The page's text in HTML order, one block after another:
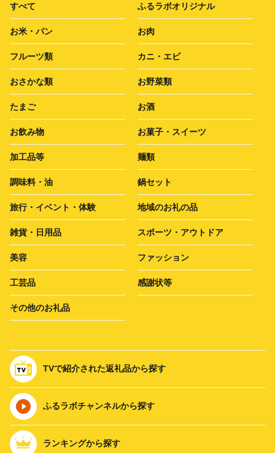
すべて ふるラボオリジナル
お米・パン お肉
フルーツ類 カニ・エビ
おさかな類 お野菜類
たまご お酒
お飲み物 お菓子・スイーツ
加工品等 麺類
調味料・油 鍋セット
旅行・イベント・体験 地域のお礼の品
雑貨・日用品 スポーツ・アウトドア
美容 ファッション
工芸品 感謝状等
その他のお礼品
TVで紹介された返礼品から探す
ふるラボチャンネルから探す
ランキングから探す